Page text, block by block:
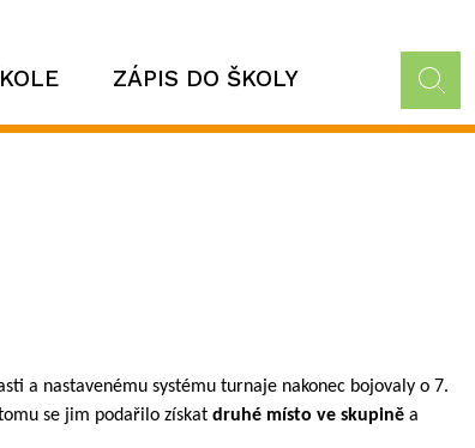
ZÁPIS DO ŠKOLY
a nastavenému systému turnaje nakonec bojovaly o 7.
se jim podařilo získat druhé místo ve skupině a